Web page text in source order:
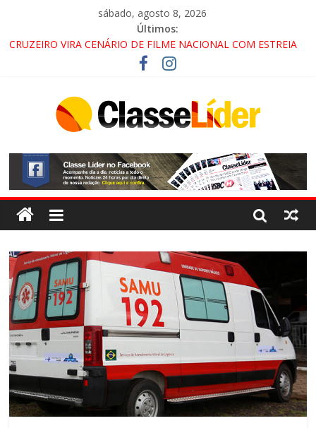
sábado, agosto 8, 2026
Últimos:
CRUZEIRO VIRA CENÁRIO DE FILME NACIONAL COM ESTREIA
PROMOTOR DO GAECO
ACESSO À APARECIDA NA DUTRA SERÁ BLOQUEADO NO FIM
ALTERNATIVAS
LORENA, PINDAMONHANGABA E QUELUZ NA RETA FINAL
PELA FÁBRICA DA COCA-COLA!